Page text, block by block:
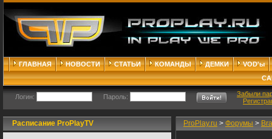
ГЛАВНАЯ НОВОСТИ СТАТЬИ КОМАНДЫ ДЕМКИ
VOD'ы
Логин: Пароль:
Забыли
Расписание ProPlayTV ProPlay.ru > Форумы >